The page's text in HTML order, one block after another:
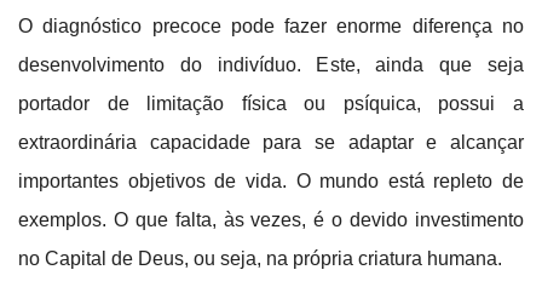
O diagnóstico precoce pode fazer enorme diferença no
desenvolvimento do indivíduo. Este, ainda que seja
portador de limitação física ou psíquica, possui a
extraordinária capacidade para se adaptar e alcançar
importantes objetivos de vida. O mundo está repleto de
exemplos. O que falta, às vezes, é o devido investimento
no Capital de Deus, ou seja, na própria criatura humana.